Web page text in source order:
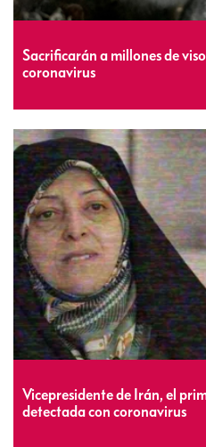
Sacrificarán a millones de
coronavirus
Vicepresidente de Irán, el
detectada con coronavirus